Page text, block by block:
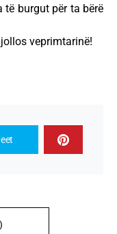
burgut për ta bërë
veprimtarinë!